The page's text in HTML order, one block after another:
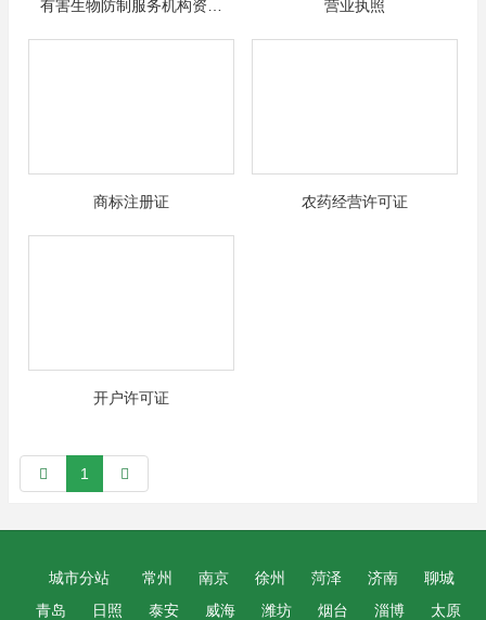
有害生物防制服务机构资… 营业执照
商标注册证 农药经营许可证
开户许可证
1
城市分站 常州 南京 徐州 菏泽 济南
聊城
青岛
日照 泰安 威海 潍坊 烟台 淄博 太原